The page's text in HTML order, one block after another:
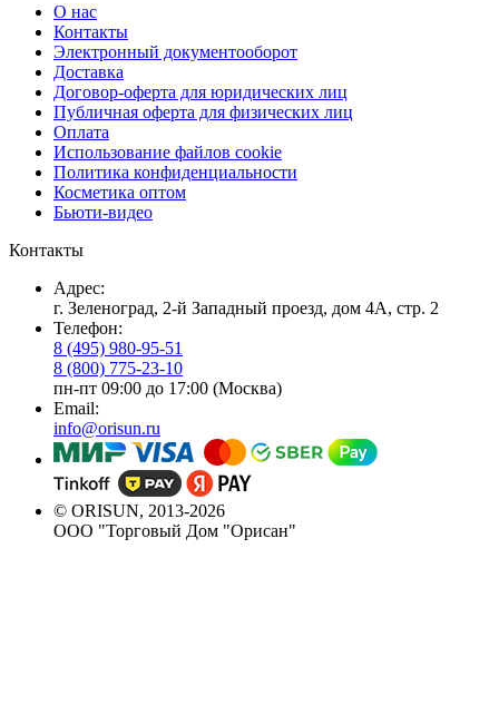
О нас
Контакты
Электронный документооборот
Доставка
Договор-оферта для юридических лиц
Публичная оферта для физических лиц
Оплата
Использование файлов cookie
Политика конфиденциальности
Косметика оптом
Бьюти-видео
Контакты
Адрес:
г. Зеленоград, 2-й Западный проезд, дом 4А, стр. 2
Телефон:
8 (495) 980-95-51
8 (800) 775-23-10
пн-пт 09:00 до 17:00 (Москва)
Email:
info@orisun.ru
© ORISUN, 2013-2026
ООО "Торговый Дом "Орисан"